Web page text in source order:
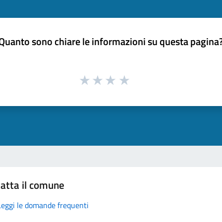
sono chiare le informazioni su questa
il comune
le domande frequenti